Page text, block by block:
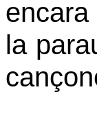
la